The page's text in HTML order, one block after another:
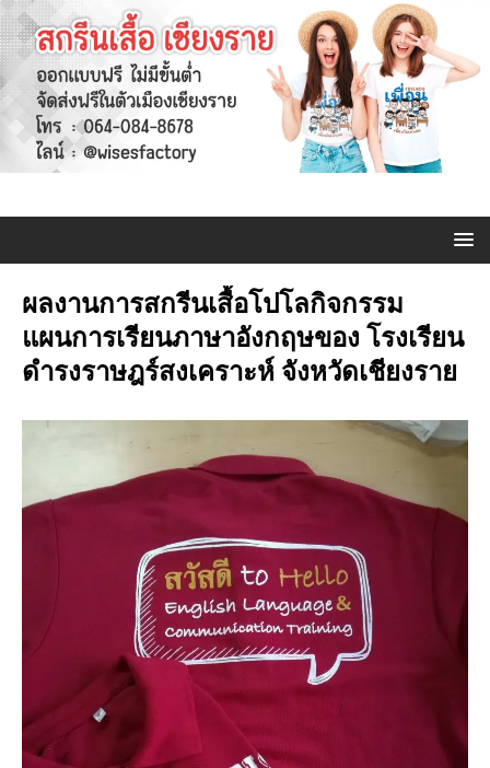
ผลงานการสกรีนเสื้อโปโลกิจกรรม
แผนการเรียนภาษาอังกฤษของ โรงเรียน
ดำรงราษฎร์สงเคราะห์ จังหวัดเชียงราย